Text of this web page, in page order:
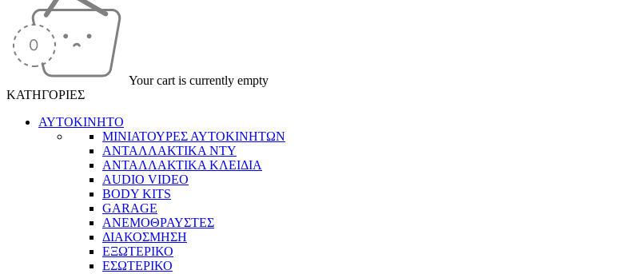
Your cart is currently empty
ΚΑΤΗΓΟΡΙΕΣ
ΑΥΤΟΚΙΝΗΤΟ
ΜΙΝΙΑΤΟΥΡΕΣ ΑΥΤΟΚΙΝΗΤΩΝ
ΑΝΤΑΛΛΑΚΤΙΚΑ NTY
ΑΝΤΑΛΛΑΚΤΙΚΑ ΚΛΕΙΔΙΑ
AUDIO VIDEO
BODY KITS
GARAGE
ΑΝΕΜΟΘΡΑΥΣΤΕΣ
ΔΙΑΚΟΣΜΗΣΗ
ΕΞΩΤΕΡΙΚΟ
ΕΣΩΤΕΡΙΚΟ